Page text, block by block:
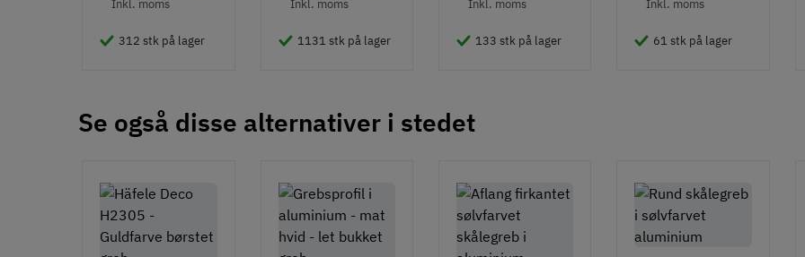
Montering
M4 bolt
Stil
Klassisk
Inkl. moms
312 stk på lager
Inkl. moms
1131 stk på lager
Inkl. moms
133 stk på lager
Inkl. moms
61 stk på lager
Se også disse alternativer i stedet